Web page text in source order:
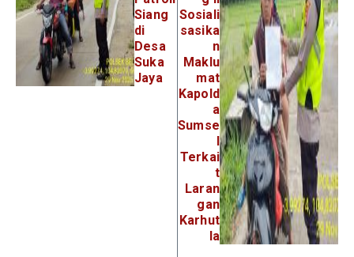
Siang
di
Desa
Suka
Jaya
Sosiali
sasika
n
Maklu
mat
Kapold
a
Sumse
Terkai
t
Laran
gan
Karhut
la